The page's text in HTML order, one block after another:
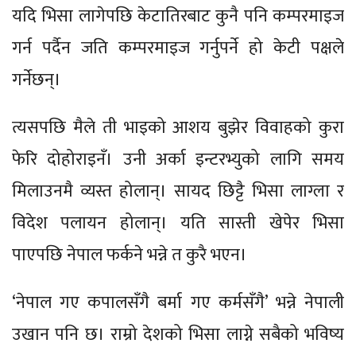
यदि भिसा लागेपछि केटातिरबाट कुनै पनि कम्परमाइज
गर्न पर्दैन जति कम्परमाइज गर्नुपर्ने हो केटी पक्षले
गर्नेछन्।
त्यसपछि मैले ती भाइको आशय बुझेर विवाहको कुरा
फेरि दोहोराइनँ। उनी अर्का इन्टरभ्युको लागि समय
मिलाउनमै व्यस्त होलान्। सायद छिट्टै भिसा लाग्ला र
विदेश पलायन होलान्। यति सास्ती खेपेर भिसा
पाएपछि नेपाल फर्कने भन्ने त कुरै भएन।
‘नेपाल गए कपालसँगै बर्मा गए कर्मसँगै’ भन्ने नेपाली
उखान पनि छ। राम्रो देशको भिसा लाग्ने सबैको भविष्य